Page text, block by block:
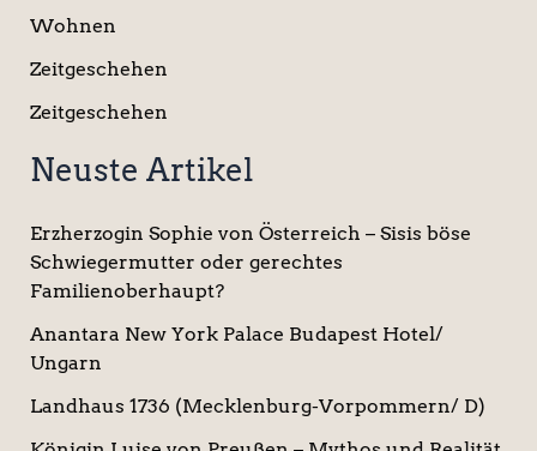
Wohnen
Zeitgeschehen
Zeitgeschehen
Neuste Artikel
Erzherzogin Sophie von Österreich – Sisis böse
Schwiegermutter oder gerechtes
Familienoberhaupt?
Anantara New York Palace Budapest Hotel/
Ungarn
Landhaus 1736 (Mecklenburg-Vorpommern/ D)